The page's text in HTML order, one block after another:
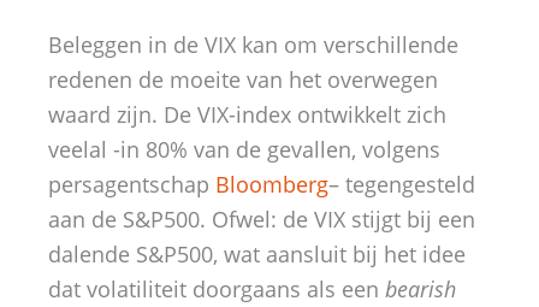
Beleggen in de VIX kan om verschillende
redenen de moeite van het overwegen
waard zijn. De VIX-index ontwikkelt zich
veelal -in 80% van de gevallen, volgens
persagentschap Bloomberg– tegengesteld
aan de S&P500. Ofwel: de VIX stijgt bij een
dalende S&P500, wat aansluit bij het idee
dat volatiliteit doorgaans als een bearish